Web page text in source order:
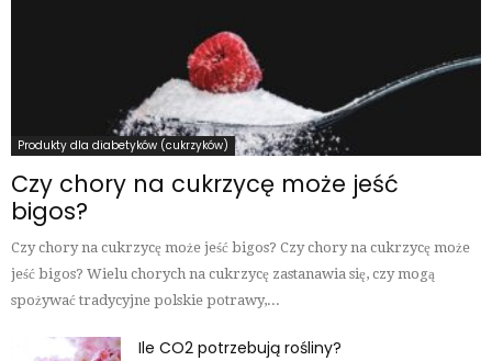
Produkty dla diabetyków (cukrzyków)
Czy chory na cukrzycę może jeść
bigos?
Czy chory na cukrzycę może jeść bigos? Czy chory na cukrzycę może
jeść bigos? Wielu chorych na cukrzycę zastanawia się, czy mogą
spożywać tradycyjne polskie potrawy,...
Ile CO2 potrzebują rośliny?